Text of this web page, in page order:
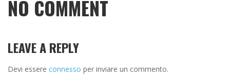
NO COMMENT
LEAVE A REPLY
Devi essere connesso per inviare un commento.